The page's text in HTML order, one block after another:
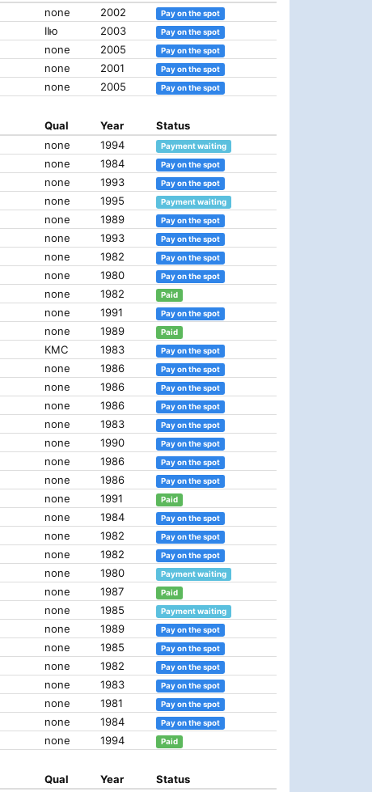
none 2002 Pay on the spot
IIю 2003 Pay on the spot
none 2005 Pay on the spot
none 2001 Pay on the spot
none 2005 Pay on the spot
Qual Year
Status
none 1994 Payment waiting
none 1984 Pay on the spot
none 1993 Pay on the spot
none 1995 Payment waiting
none 1989 Pay on the spot
none 1993 Pay on the spot
none 1982 Pay on the spot
none 1980 Pay on the spot
none 1982 Paid
none 1991 Pay on the spot
none 1989 Paid
КМС 1983 Pay on the spot
none 1986 Pay on the spot
none 1986 Pay on the spot
none 1986 Pay on the spot
none 1983 Pay on the spot
none 1990 Pay on the spot
none 1986 Pay on the spot
none 1986 Pay on the spot
none 1991 Paid
none 1984 Pay on the spot
none 1982 Pay on the spot
none 1982 Pay on the spot
none 1980 Payment waiting
none 1987 Paid
none 1985 Payment waiting
none 1989 Pay on the spot
none 1985 Pay on the spot
none 1982 Pay on the spot
none 1983 Pay on the spot
none 1981 Pay on the spot
none 1984 Pay on the spot
none 1994 Paid
Qual Year
Status